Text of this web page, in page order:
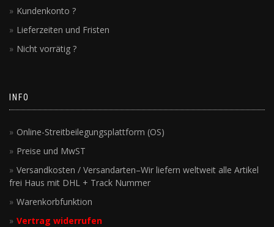
Kundenkonto ?
Lieferzeiten und Fristen
Nicht vorrätig ?
INFO
Online-Streitbeilegungsplattform (OS)
Preise und MwST
Versandkosten / Versandarten–Wir liefern weltweit alle Artikel
frei Haus mit DHL + Track Nummer
Warenkorbfunktion
Vertrag widerrufen